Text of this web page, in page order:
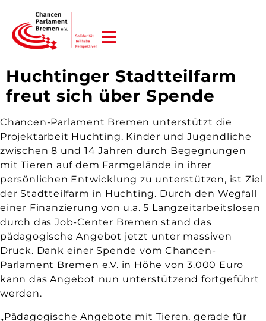
Huchtinger Stadtteilfarm
freut sich über Spende
Chancen-Parlament Bremen unterstützt die
Projektarbeit Huchting. Kinder und Jugendliche
zwischen 8 und 14 Jahren durch Begegnungen
mit Tieren auf dem Farmgelände in ihrer
persönlichen Entwicklung zu unterstützen, ist Ziel
der Stadtteilfarm in Huchting. Durch den Wegfall
einer Finanzierung von u.a. 5 Langzeitarbeitslosen
durch das Job-Center Bremen stand das
pädagogische Angebot jetzt unter massiven
Druck. Dank einer Spende vom Chancen-
Parlament Bremen e.V. in Höhe von 3.000 Euro
kann das Angebot nun unterstützend fortgeführt
werden.
„Pädagogische Angebote mit Tieren, gerade für